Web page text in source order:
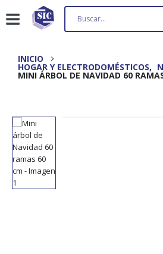
INICIO
HOGAR Y ELECTRODOMÉSTICOS,
MINI ÁRBOL DE NAVIDAD 60